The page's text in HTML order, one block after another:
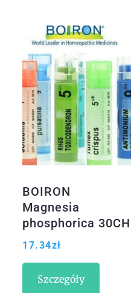
BOIRON
Magnesia
phosphorica 30CH
granulki
17.34zł
Szczegóły